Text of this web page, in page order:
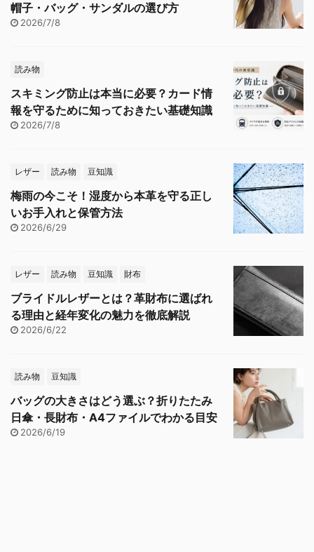
帽子・バッグ・サンダルの選び方
2026/7/8
読み物
スキミング防止は本当に必要？カード情
報を守るために知っておきたい基礎知識
2026/7/8
レザー 読み物 豆知識
梅雨の今こそ！湿度から本革を守る正し
いお手入れと保管方法
2026/6/29
レザー 読み物 豆知識 財布
ブライドルレザーとは？革財布に選ばれ
る理由と経年変化の魅力を徹底解説
2026/6/22
読み物 豆知識
バッグの大きさはどう選ぶ？折りたたみ
日傘・長財布・A4ファイルでわかる目安
2026/6/19